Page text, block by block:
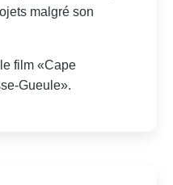
malgré son
film «Cape
Gueule».